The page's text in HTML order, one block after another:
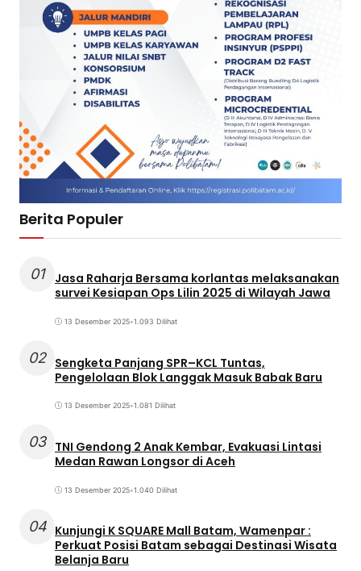
Berita Populer
01
Jasa Raharja Bersama korlantas melaksanakan
survei Kesiapan Ops Lilin 2025 di Wilayah Jawa
13 Desember 2025•1.093 Dilihat
02 Sengketa Panjang SPR–KCL Tuntas,
Pengelolaan Blok Langgak Masuk Babak Baru
13 Desember 2025•1.081 Dilihat
03 TNI Gendong 2 Anak Kembar, Evakuasi Lintasi
Medan Rawan Longsor di Aceh
13 Desember 2025•1.040 Dilihat
04 Kunjungi K SQUARE Mall Batam, Wamenpar :
Perkuat Posisi Batam sebagai Destinasi Wisata
Belanja Baru